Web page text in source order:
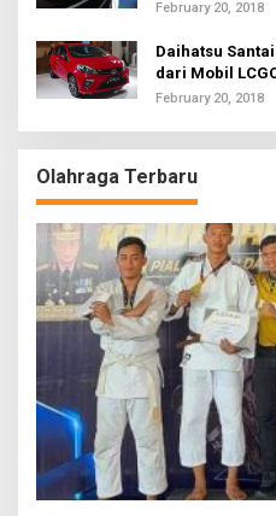
February 20, 2018
Daihatsu
dari Mobil
February 20, 2018
Olahraga Terbaru